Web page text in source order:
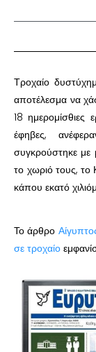
Τροχαίο
αποτέλεσμα να
18 ημερομίσθιες
έφηβες,
συγκρούστηκε με
το χωριό τους,
κάπου εκατό
Το άρθρο
σε τροχαίο